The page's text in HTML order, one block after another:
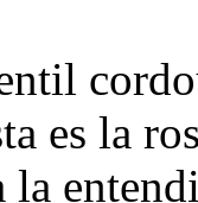
es la
la